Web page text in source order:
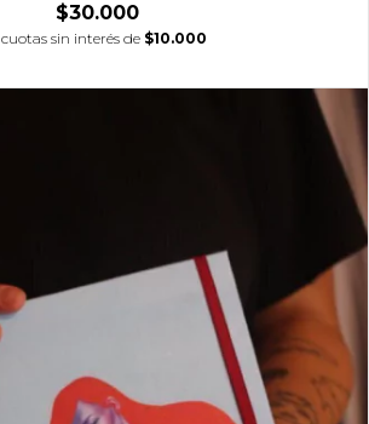
$30.000
cuotas sin interés de $10.000